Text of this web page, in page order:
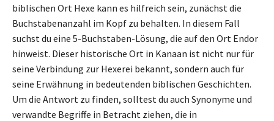
biblischen Ort Hexe kann es hilfreich sein, zunächst die
Buchstabenanzahl im Kopf zu behalten. In diesem Fall
suchst du eine 5-Buchstaben-Lösung, die auf den Ort Endor
hinweist. Dieser historische Ort in Kanaan ist nicht nur für
seine Verbindung zur Hexerei bekannt, sondern auch für
seine Erwähnung in bedeutenden biblischen Geschichten.
Um die Antwort zu finden, solltest du auch Synonyme und
verwandte Begriffe in Betracht ziehen, die in